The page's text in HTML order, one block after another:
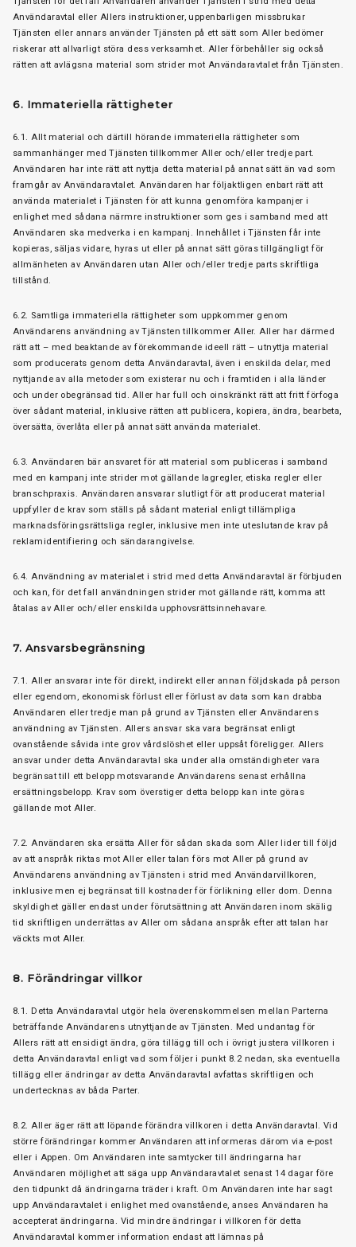
Användaravtal eller Allers instruktioner, uppenbarligen missbrukar
Tjänsten eller annars använder Tjänsten på ett sätt som Aller bedömer
riskerar att allvarligt störa dess verksamhet. Aller förbehåller sig också
rätten att avlägsna material som strider mot Användaravtalet från Tjänsten.
6. Immateriella rättigheter
6.1. Allt material och därtill hörande immateriella rättigheter som
sammanhänger med Tjänsten tillkommer Aller och/eller tredje part.
Användaren har inte rätt att nyttja detta material på annat sätt än vad som
framgår av Användaravtalet. Användaren har följaktligen enbart rätt att
använda materialet i Tjänsten för att kunna genomföra kampanjer i
enlighet med sådana närmre instruktioner som ges i samband med att
Användaren ska medverka i en kampanj. Innehållet i Tjänsten får inte
kopieras, säljas vidare, hyras ut eller på annat sätt göras tillgängligt för
allmänheten av Användaren utan Aller och/eller tredje parts skriftliga
tillstånd.
6.2. Samtliga immateriella rättigheter som uppkommer genom
Användarens användning av Tjänsten tillkommer Aller. Aller har därmed
rätt att – med beaktande av förekommande ideell rätt – utnyttja material
som producerats genom detta Användaravtal, även i enskilda delar, med
nyttjande av alla metoder som existerar nu och i framtiden i alla länder
och under obegränsad tid. Aller har full och oinskränkt rätt att fritt förfoga
över sådant material, inklusive rätten att publicera, kopiera, ändra, bearbeta,
översätta, överlåta eller på annat sätt använda materialet.
6.3. Användaren bär ansvaret för att material som publiceras i samband
med en kampanj inte strider mot gällande lagregler, etiska regler eller
branschpraxis. Användaren ansvarar slutligt för att producerat material
uppfyller de krav som ställs på sådant material enligt tillämpliga
marknadsföringsrättsliga regler, inklusive men inte uteslutande krav på
reklamidentifiering och sändarangivelse.
6.4. Användning av materialet i strid med detta Användaravtal är förbjuden
och kan, för det fall användningen strider mot gällande rätt, komma att
åtalas av Aller och/eller enskilda upphovsrättsinnehavare.
7. Ansvarsbegränsning
7.1. Aller ansvarar inte för direkt, indirekt eller annan följdskada på person
eller egendom, ekonomisk förlust eller förlust av data som kan drabba
Användaren eller tredje man på grund av Tjänsten eller Användarens
användning av Tjänsten. Allers ansvar ska vara begränsat enligt
ovanstående såvida inte grov vårdslöshet eller uppsåt föreligger. Allers
ansvar under detta Användaravtal ska under alla omständigheter vara
begränsat till ett belopp motsvarande Användarens senast erhållna
ersättningsbelopp. Krav som överstiger detta belopp kan inte göras
gällande mot Aller.
7.2. Användaren ska ersätta Aller för sådan skada som Aller lider till följd
av att anspråk riktas mot Aller eller talan förs mot Aller på grund av
Användarens användning av Tjänsten i strid med Användarvillkoren,
inklusive men ej begränsat till kostnader för förlikning eller dom. Denna
skyldighet gäller endast under förutsättning att Användaren inom skälig
tid skriftligen underrättas av Aller om sådana anspråk efter att talan har
väckts mot Aller.
8. Förändringar villkor
8.1. Detta Användaravtal utgör hela överenskommelsen mellan Parterna
beträffande Användarens utnyttjande av Tjänsten. Med undantag för
Allers rätt att ensidigt ändra, göra tillägg till och i övrigt justera villkoren i
detta Användaravtal enligt vad som följer i punkt 8.2 nedan, ska eventuella
tillägg eller ändringar av detta Användaravtal avfattas skriftligen och
undertecknas av båda Parter.
8.2. Aller äger rätt att löpande förändra villkoren i detta Användaravtal. Vid
större förändringar kommer Användaren att informeras därom via e-post
eller i Appen. Om Användaren inte samtycker till ändringarna har
Användaren möjlighet att säga upp Användaravtalet senast 14 dagar före
den tidpunkt då ändringarna träder i kraft. Om Användaren inte har sagt
upp Användaravtalet i enlighet med ovanstående, anses Användaren ha
accepterat ändringarna. Vid mindre ändringar i villkoren för detta
Användaravtal kommer information endast att lämnas på